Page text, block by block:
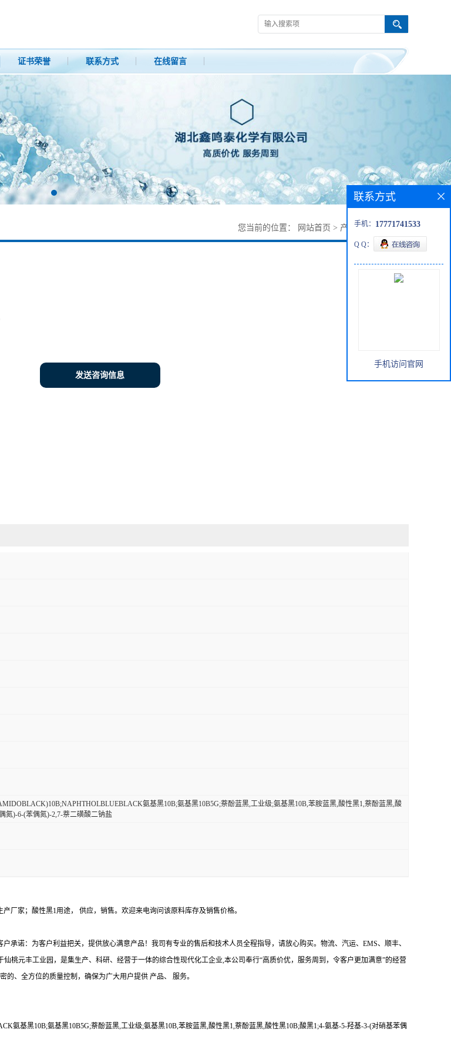
证书荣誉 联系方式 在线留言
您当前的位置： 网站首页 > 产品展厅 >酸性黑1
发送咨询信息
氨基黑10B;氨基黑10B5G;萘酚蓝黑,工业级;氨基黑10B,苯胺蓝黑,酸性黑1,萘酚蓝黑,酸
氮)-6-(苯偶氮)-2,7-萘二磺酸二钠盐
厂家；酸性黑1用途， 供应，销售。欢迎来电询问该原料库存及销售价格。
诺：为客户利益把关，提供放心满意产品！我司有专业的售后和技术人员全程指导，请放心购买。物流、汽运、EMS、顺丰、
桃元丰工业园，是集生产、科研、经营于一体的综合性现代化工企业,本公司奉行“高质价优，服务周到，令客户更加满意”的经营
、全方位的质量控制，确保为广大用户提供 产品、 服务。
氨基黑10B;氨基黑10B5G;萘酚蓝黑,工业级;氨基黑10B,苯胺蓝黑,酸性黑1,萘酚蓝黑,酸性黑10B;酸黑1;4-氨基-5-羟基-3-(对硝基苯偶
联系方式
手机： 17771741533
Q Q：
手机访问官网